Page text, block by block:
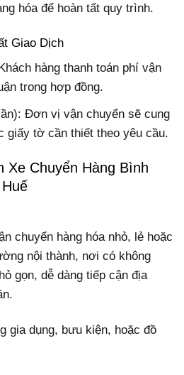
hóa để hoàn tất quy trình.
Giao Dịch
hàng thanh toán phí vận
trong hợp đồng.
Đơn vị vận chuyển sẽ cung
giấy tờ cần thiết theo yêu cầu.
Xe Chuyển Hàng Bình
chuyển hàng hóa nhỏ, lẻ hoặc
nội thành, nơi có không
gọn, dễ dàng tiếp cận địa
gia dụng, bưu kiện, hoặc đồ